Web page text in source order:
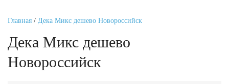
Главная / Дека Микс дешево Новороссийск
Дека Микс дешево
Новороссийск